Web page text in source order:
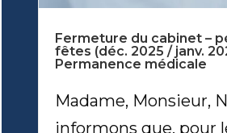
Fermeture du cabinet –
fêtes (déc. 2025 / janv.
Permanence médicale
Madame, Monsieur,
informons que, pour